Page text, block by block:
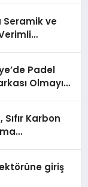
Seramik ve
Padel
Olmayı
Karbon
giriş